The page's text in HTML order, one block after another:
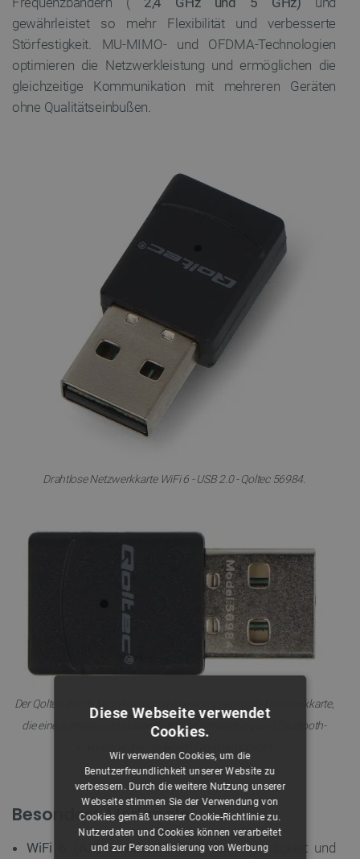
gewährleistet so mehr Flexibilität und verbesserte
Störfestigkeit. MU-MIMO- und OFDMA-Technologien
optimieren die Netzwerkleistung und ermöglichen die
gleichzeitige Kommunikation mit mehreren Geräten
ohne Qualitätseinbußen.
Drahtlose Netzwerkkarte WiFi 6 - USB 2.0 - Qoltec 56984.
Der Qoltec WiFi 6 Mini-Adapter ist eine kompakte USB-Netzwerkkarte,
die eine schnelle und stabile drahtlose Verbindung und Bluetooth-
Besondere Merkmale
WiFi 6 (AX)-Standard:Hohe Geschwindigkeit und
Diese Webseite verwendet
Cookies.
Wir verwenden Cookies, um die
Benutzerfreundlichkeit unserer Website zu
verbessern. Durch die weitere Nutzung unserer
Webseite stimmen Sie der Verwendung von
Cookies gemäß unserer Cookie-Richtlinie zu.
Nutzerdaten und Cookies können verarbeitet
und zur Personalisierung von Werbung